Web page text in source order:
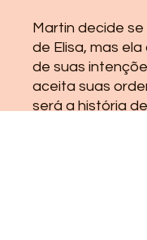
Martin decide
de Elisa, mas
de suas
aceita suas
será a história